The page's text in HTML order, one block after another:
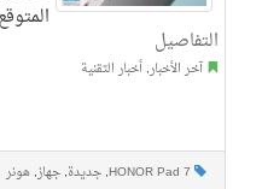
التفاصيل
آخر الأخبار, أخبار التقنية
HONOR Pad 7
, جديدة, جهاز, هونر